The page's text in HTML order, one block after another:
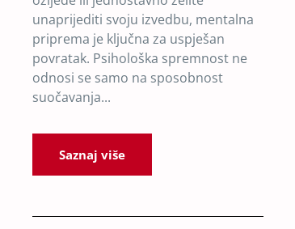
unaprijediti svoju izvedbu, mentalna
priprema je ključna za uspješan
povratak. Psihološka spremnost ne
odnosi se samo na sposobnost
suočavanja...
Saznaj više